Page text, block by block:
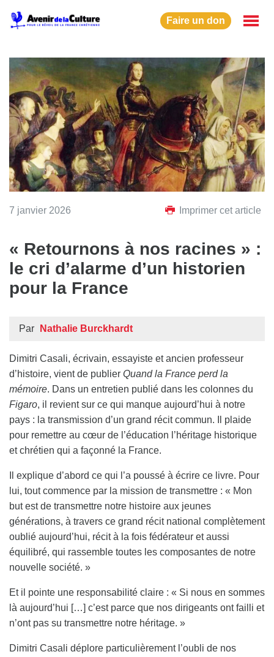
Faire un don
7 janvier 2026 Imprimer cet article
« Retournons à nos racines » :
le cri d’alarme d’un historien
pour la France
Par Nathalie Burckhardt
Dimitri Casali, écrivain, essayiste et ancien professeur
d’histoire, vient de publier Quand la France perd la
mémoire. Dans un entretien publié dans les colonnes du
Figaro, il revient sur ce qui manque aujourd’hui à notre
pays : la transmission d’un grand récit commun. Il plaide
pour remettre au cœur de l’éducation l’héritage historique
et chrétien qui a façonné la France.
Il explique d’abord ce qui l’a poussé à écrire ce livre. Pour
lui, tout commence par la mission de transmettre : « Mon
but est de transmettre notre histoire aux jeunes
générations, à travers ce grand récit national complètement
oublié aujourd’hui, récit à la fois fédérateur et aussi
équilibré, qui rassemble toutes les composantes de notre
nouvelle société. »
Et il pointe une responsabilité claire : « Si nous en sommes
là aujourd’hui […] c’est parce que nos dirigeants ont failli et
n’ont pas su transmettre notre héritage. »
Dimitri Casali déplore particulièrement l’oubli de nos